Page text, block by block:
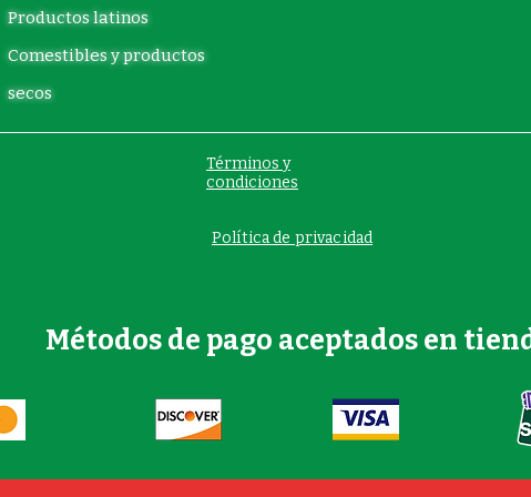
Productos latinos
Comestibles y productos
secos
Términos y
condiciones
Métodos de pago aceptados en
Política de privacidad